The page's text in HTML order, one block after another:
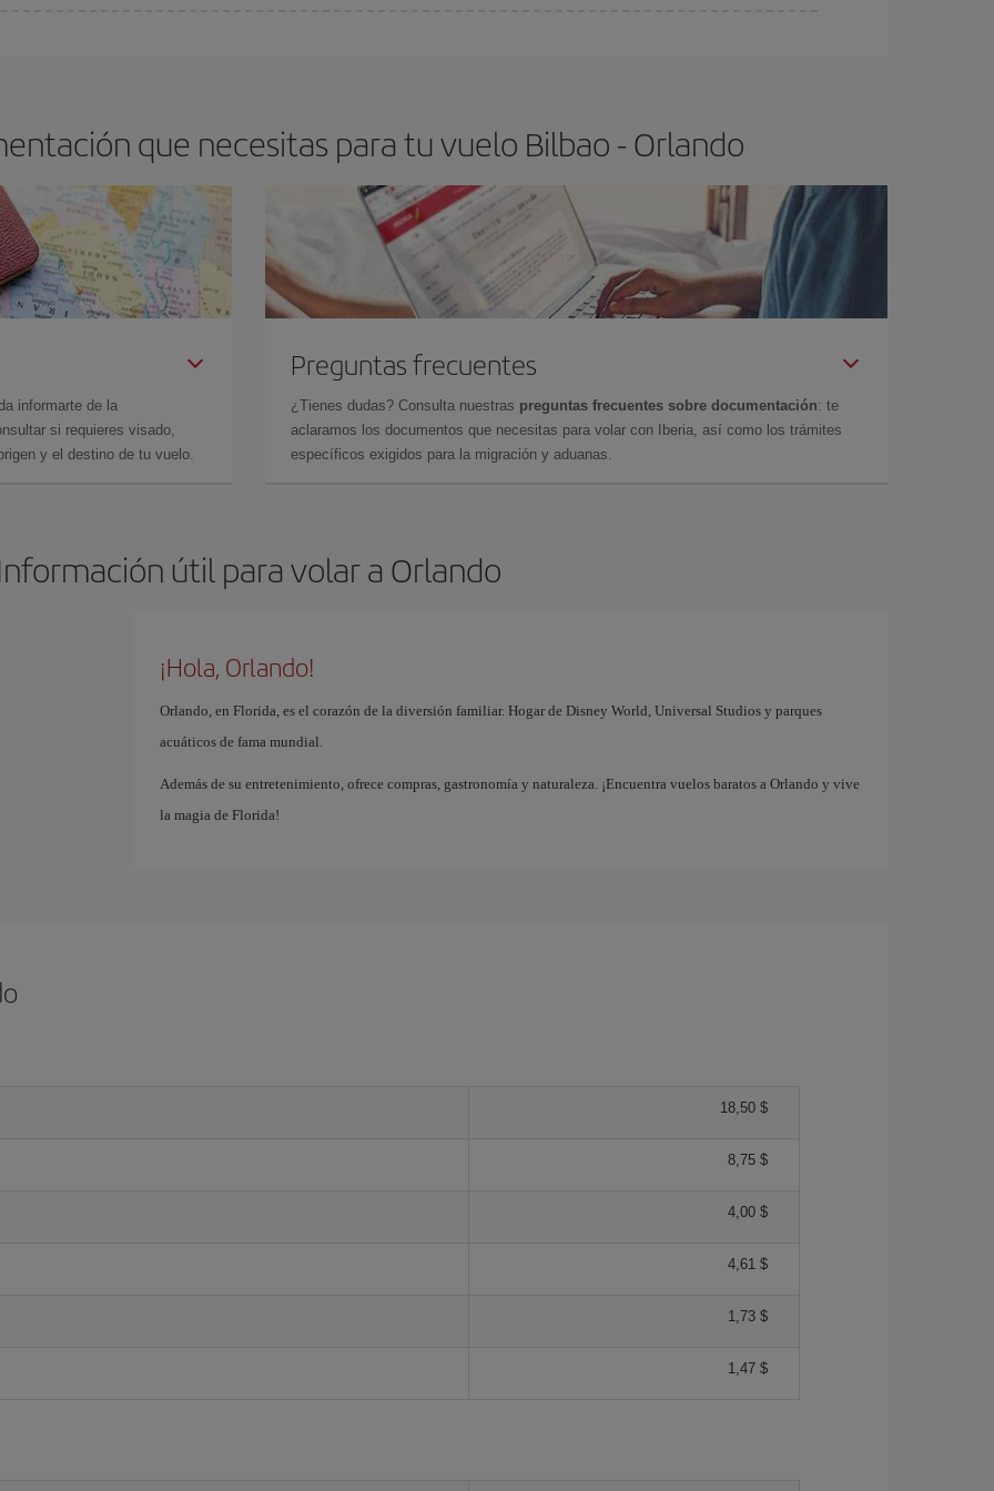
que necesitas para tu vuelo Bilbao - Orlando
informarte de la
si requieres visado,
y el destino de tu vuelo.
Preguntas frecuentes
¿Tienes dudas? Consulta nuestras preguntas frecuentes sobre documentación: te
aclaramos los documentos que necesitas para volar con Iberia, así como los trámites
específicos exigidos para la migración y aduanas.
útil para volar a Orlando
¡Hola, Orlando!
Orlando, en Florida, es el corazón de la diversión familiar. Hogar de Disney World, Universal Studios y parques
acuáticos de fama mundial.
Además de su entretenimiento, ofrece compras, gastronomía y naturaleza. ¡Encuentra vuelos baratos a Orlando y vive
la magia de Florida!
18,50 $
8,75 $
4,00 $
4,61 $
1,73 $
1,47 $